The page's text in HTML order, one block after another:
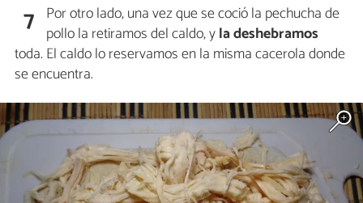
7 Por otro lado, una vez que se coció la pechucha de
pollo la retiramos del caldo, yla deshebramos
toda. El caldo lo reservamos en la misma cacerola donde
se encuentra.